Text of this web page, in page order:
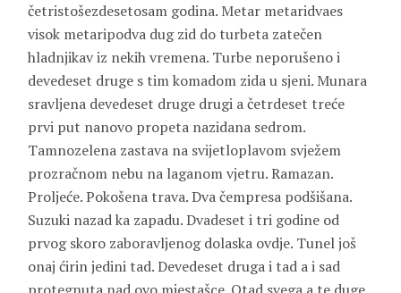
četristošezdesetosam godina. Metar metaridvaes
visok metaripodva dug zid do turbeta zatečen
hladnjikav iz nekih vremena. Turbe neporušeno i
devedeset druge s tim komadom zida u sjeni. Munara
sravljena devedeset druge drugi a četrdeset treće
prvi put nanovo propeta nazidana sedrom.
Tamnozelena zastava na svijetloplavom svježem
prozračnom nebu na laganom vjetru. Ramazan.
Proljeće. Pokošena trava. Dva čempresa podšišana.
Suzuki nazad ka zapadu. Dvadeset i tri godine od
prvog skoro zaboravljenog dolaska ovdje. Tunel još
onaj ćirin jedini tad. Devedeset druga i tad a i sad